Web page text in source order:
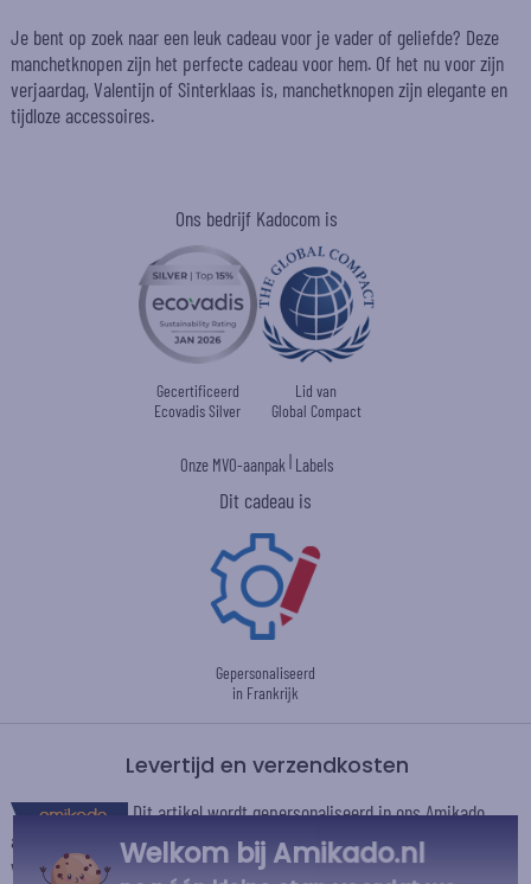
Ons bedrijf Kadocom is
Gecertificeerd
Ecovadis Silver
Lid van
Global Compact
Onze MVO-aanpak | Labels
Dit cadeau is
Gepersonaliseerd
in Frankrijk
Je bent op zoek naar een leuk cadeau voor je vader of geliefde? Deze
manchetknopen zijn het perfecte cadeau voor hem. Of het nu voor zijn
verjaardag, Valentijn of Sinterklaas is, manchetknopen zijn elegante en
tijdloze accessoires.
Levertijd en verzendkosten
Dit artikel wordt gepersonaliseerd in ons Amikado
atelier. Het komt in aanmerking voor de aanbieding «Gratis verzending
vanaf 85 € aankoop» -Zie voorwaarden
Welkom bij Amikado.nl